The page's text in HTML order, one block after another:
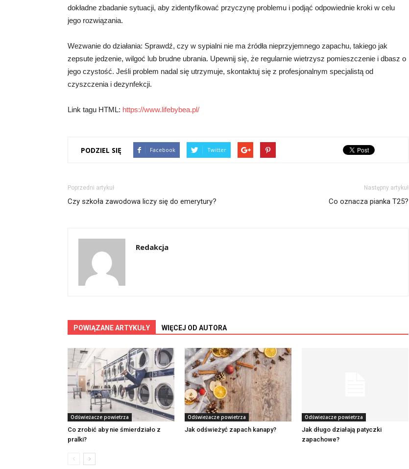
dokładne zbadanie sytuacji, aby zidentyfikować przyczynę problemu i podjąć odpowiednie kroki w celu
jego rozwiązania.
Wezwanie do działania: Sprawdź, czy w sypialni nie ma źródła nieprzyjemnego zapachu, takiego jak
zepsute jedzenie, wilgoć lub brudne ubrania. Upewnij się, że regularnie wietrzysz pomieszczenie i dbasz o
jego czystość. Jeśli problem nadal się utrzymuje, skontaktuj się z profesjonalnym specjalistą od
czyszczenia i dezynfekcji.
Link tagu HTML: https://www.lifebybea.pl/
PODZIEL SIĘ Facebook Twitter
Poprzedni artykuł
Czy szkoła zawodowa liczy się do emerytury?
Następny artykuł
Co oznacza pianka T25?
Redakcja
POWIĄZANE ARTYKUŁY WIĘCEJ OD AUTORA
Odświeżacze powietrza
Co zrobić aby nie śmierdziało z
pralki?
Odświeżacze powietrza
Jak odświeżyć zapach kanapy?
Odświeżacze powietrza
Jak długo działają patyczki
zapachowe?